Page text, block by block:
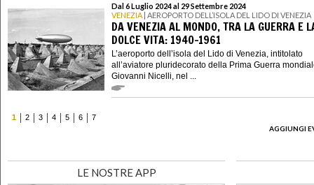
Dal 6 Luglio 2024 al 29 Settembre 2024
VENEZIA | AEROPORTO DELL’ISOLA DEL LIDO DI VENEZIA
DA VENEZIA AL MONDO, TRA LA GUERRA E
DOLCE VITA: 1940-1961
L’aeroporto dell’isola del Lido di Venezia, intitolato
all’aviatore pluridecorato della Prima Guerra
Giovanni Nicelli, nel ...
1 2 3 4 5 6
7
AGGIUNGI
LE NOSTRE APP